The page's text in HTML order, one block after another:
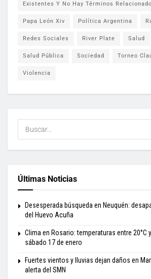
Existentes Y No Hay Términos
Papa León Xiv Política Argentina
Redes Sociales River Plate Salud
Salud Pública Sociedad Torneo
Violencia
Últimas Noticias
Desesperada búsqueda en Neuquén:
del Huevo Acuña
Clima en Rosario: temperaturas entre 20°C
sábado 17 de enero
Fuertes vientos y lluvias dejan daños en
alerta del SMN